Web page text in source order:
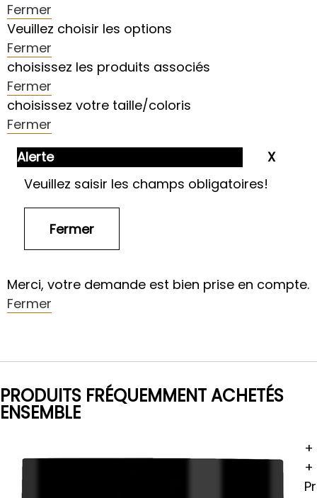
Fermer
Veuillez choisir les options
Fermer
choisissez les produits associés
Fermer
choisissez votre taille/coloris
Fermer
Alerte
Veuillez saisir les champs obligatoires!
Merci, votre demande est bien prise en compte.
Fermer
PRODUITS FRÉQUEMMENT ACHETÉS
ENSEMBLE
+
+
Pr